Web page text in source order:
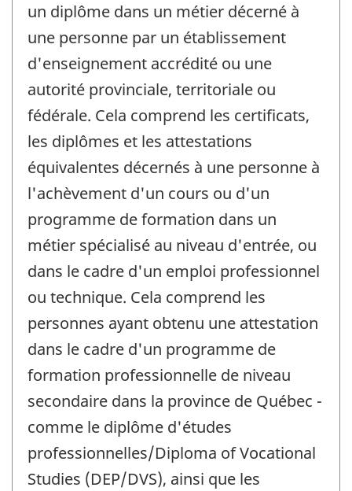
un diplôme dans un métier décerné à
une personne par un établissement
d'enseignement accrédité ou une
autorité provinciale, territoriale ou
fédérale. Cela comprend les certificats,
les diplômes et les attestations
équivalentes décernés à une personne à
l'achèvement d'un cours ou d'un
programme de formation dans un
métier spécialisé au niveau d'entrée, ou
dans le cadre d'un emploi professionnel
ou technique. Cela comprend les
personnes ayant obtenu une attestation
dans le cadre d'un programme de
formation professionnelle de niveau
secondaire dans la province de Québec -
comme le diplôme d'études
professionnelles/Diploma of Vocational
Studies (DEP/DVS), ainsi que les